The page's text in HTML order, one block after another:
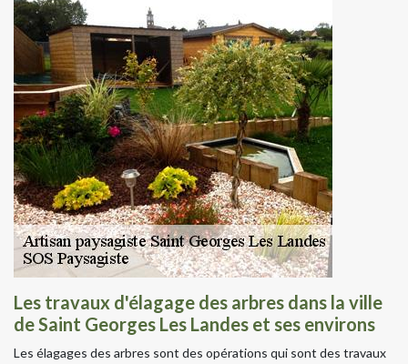
Les travaux d'élagage des arbres dans la ville
de Saint Georges Les Landes et ses environs
Les élagages des arbres sont des opérations qui sont des travaux